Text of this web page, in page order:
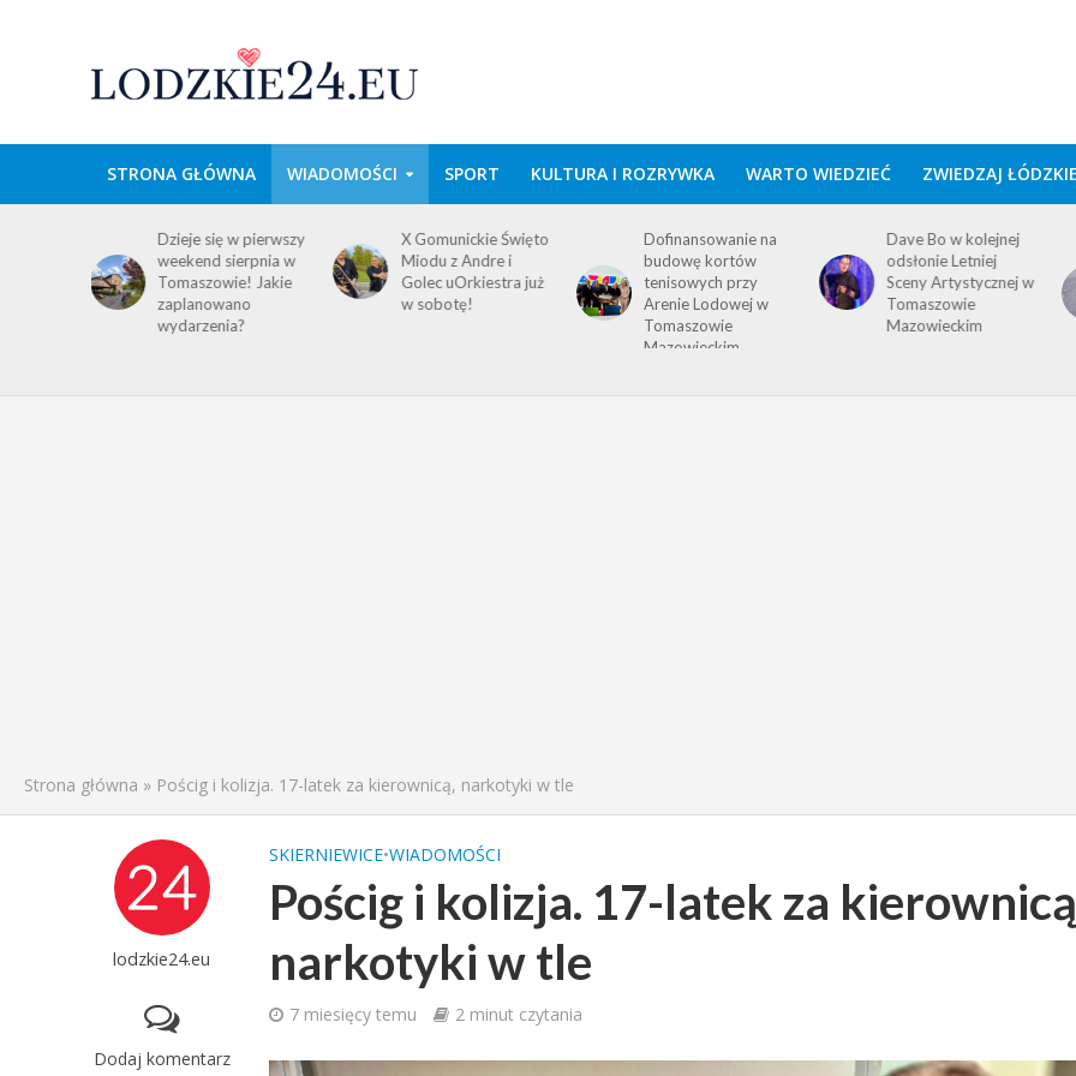
STRONA GŁÓWNA WIADOMOŚCI SPORT KULTURA I ROZRYWKA WARTO WIEDZIEĆ ZWIEDZAJ
Dzieje się w pierwszy
weekend sierpnia w
Tomaszowie! Jakie
zaplanowano
wydarzenia?
X Gomunickie Święto
Miodu z Andre i
Golec uOrkiestra już
w sobotę!
Dofinansowanie na
budowę kortów
tenisowych przy
Arenie Lodowej w
Tomaszowie
Mazowieckim
Dave Bo w kolejnej
odsłonie Letniej
Sceny Artystycznej w
Tomaszowie
Mazowieckim
Strona główna » Pościg i kolizja. 17-latek za kierownicą, narkotyki w tle
lodzkie24.eu
Dodaj komentarz
SKIERNIEWICE•WIADOMOŚCI
Pościg i kolizja. 17-latek za
narkotyki w tle
7 miesięcy temu 2 minut czytania